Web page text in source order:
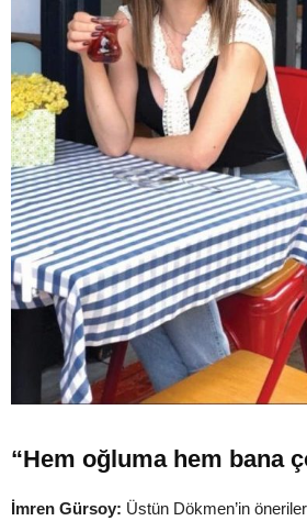
“Hem oğluma hem bana
İmren Gürsoy: Üstün Dökmen’in